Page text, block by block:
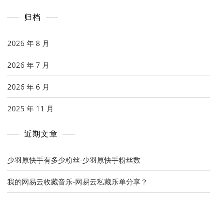
归档
2026 年 8 月
2026 年 7 月
2026 年 6 月
2025 年 11 月
近期文章
少羽原快手有多少粉丝-少羽原快手粉丝数
我的网易云收藏音乐-网易云私藏乐单分享？